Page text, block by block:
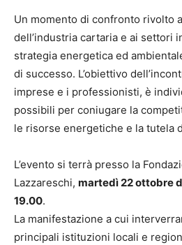
Un momento di confronto rivolto
dell’industria cartaria e ai settori
strategia energetica ed
di successo. L’obiettivo
imprese e i professionisti, è
possibili per coniugare la
le risorse energetiche e la tutela
L’evento si terrà presso la
Lazzareschi, martedì 22 ottobre
19.00.
La manifestazione a cui
principali istituzioni locali e